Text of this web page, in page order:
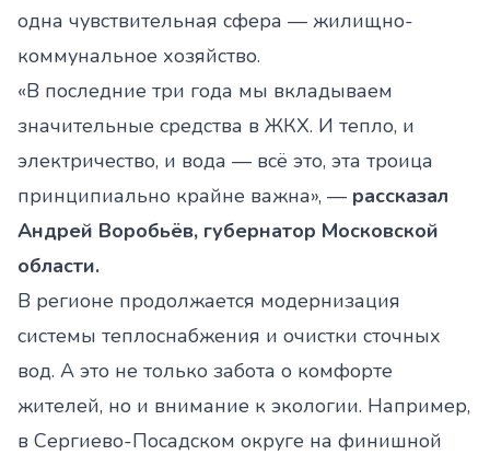
одна чувствительная сфера — жилищно-
коммунальное хозяйство.
«В последние три года мы вкладываем
значительные средства в ЖКХ. И тепло, и
электричество, и вода — всё это, эта троица
принципиально крайне важна», — рассказал
Андрей Воробьёв, губернатор Московской
области.
В регионе продолжается модернизация
системы теплоснабжения и очистки сточных
вод. А это не только забота о комфорте
жителей, но и внимание к экологии. Например,
в Сергиево-Посадском округе на финишной